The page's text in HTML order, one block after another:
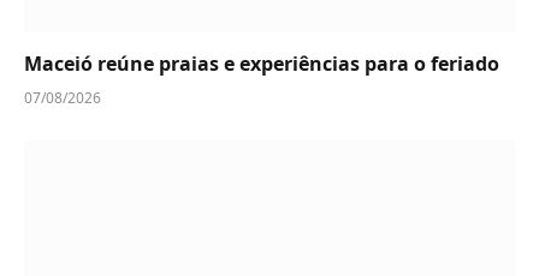
Maceió reúne praias e experiências para o feriado
07/08/2026